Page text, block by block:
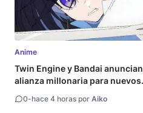
Anime
Twin Engine y Bandai anuncian
alianza millonaria para nuevos
0-hace 4 horas por Aiko